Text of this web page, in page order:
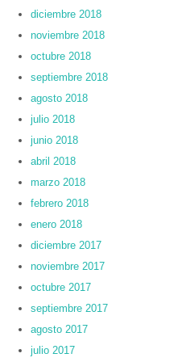
diciembre 2018
noviembre 2018
octubre 2018
septiembre 2018
agosto 2018
julio 2018
junio 2018
abril 2018
marzo 2018
febrero 2018
enero 2018
diciembre 2017
noviembre 2017
octubre 2017
septiembre 2017
agosto 2017
julio 2017